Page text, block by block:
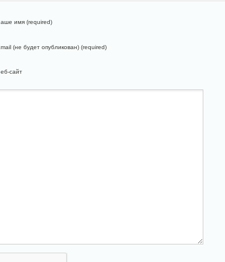
имя (required)
(не будет опубликован) (required)
сайт